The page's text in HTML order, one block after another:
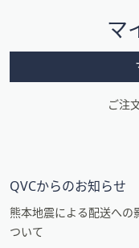
ン
マ
ご注
QVCからのお知らせ
熊本地震による配送への
ついて